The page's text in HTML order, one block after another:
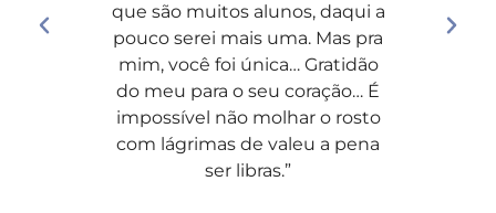
que são muitos alunos, daqui a
pouco serei mais uma. Mas pra
mim, você foi única… Gratidão
do meu para o seu coração… É
impossível não molhar o rosto
com lágrimas de valeu a pena
ser libras.”